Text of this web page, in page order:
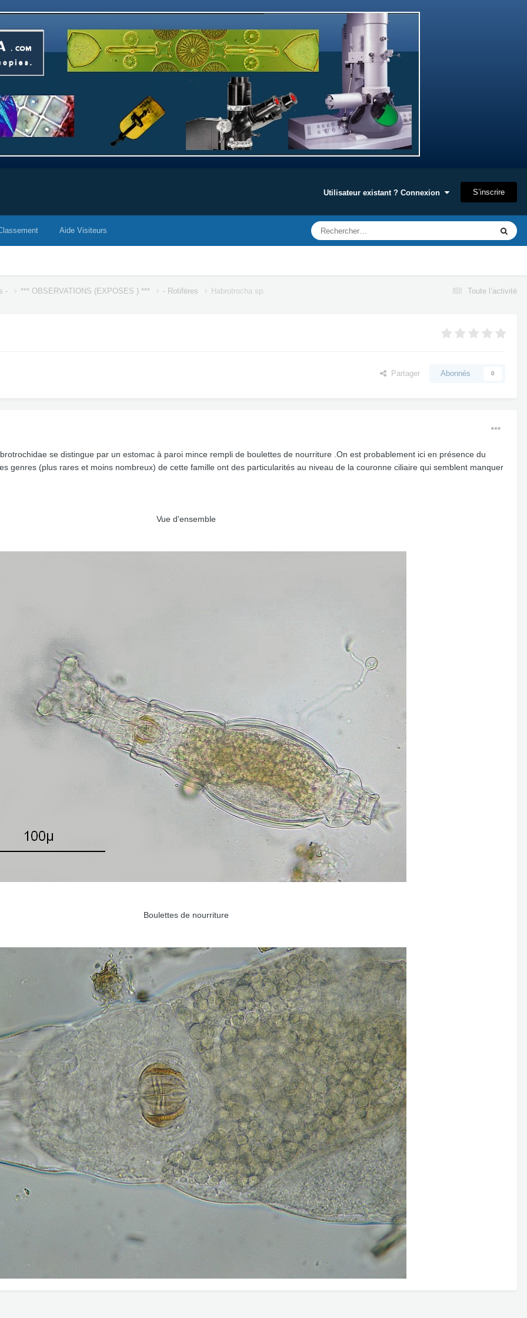
Utilisateur existant ? Connexion S’inscrire
Aide Visiteurs
Toute l’activité
- *** OBSERVATIONS (EXPOSES ) *** - Rotifères Habrotrocha sp.
Partager Abonnés 0
se distingue par un estomac à paroi mince rempli de boulettes de nourriture .On est probablement ici en présence du
genres (plus rares et moins nombreux) de cette famille ont des particularités au niveau de la couronne ciliaire qui semblent manquer
Vue d'ensemble
Boulettes de nourriture